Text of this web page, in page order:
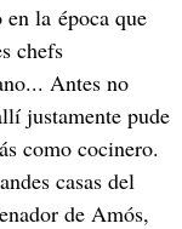
en la época que
chefs
Antes no
justamente pude
como cocinero.
casas del
de Amós,